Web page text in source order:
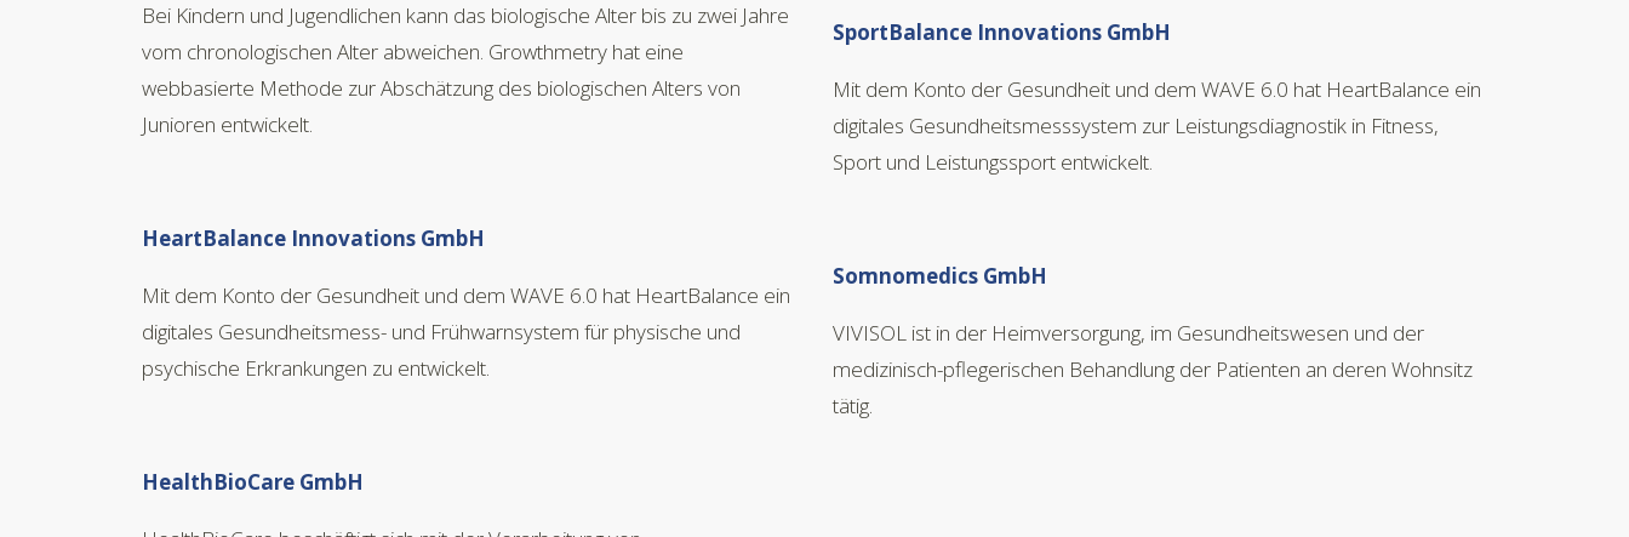
Bei Kindern und Jugendlichen kann das biologische Alter bis zu zwei Jahre
vom chronologischen Alter abweichen. Growthmetry hat eine
webbasierte Methode zur Abschätzung des biologischen Alters von
Junioren entwickelt.
HeartBalance Innovations GmbH
Mit dem Konto der Gesundheit und dem WAVE 6.0 hat HeartBalance ein
digitales Gesundheitsmess- und Frühwarnsystem für physische und
psychische Erkrankungen zu entwickelt.
HealthBioCare GmbH
SportBalance Innovations GmbH
Mit dem Konto der Gesundheit und dem WAVE 6.0 hat HeartBalance ein
digitales Gesundheitsmesssystem zur Leistungsdiagnostik in Fitness,
Sport und Leistungssport entwickelt.
Somnomedics GmbH
VIVISOL ist in der Heimversorgung, im Gesundheitswesen und der
medizinisch-pflegerischen Behandlung der Patienten an deren Wohnsitz
tätig.